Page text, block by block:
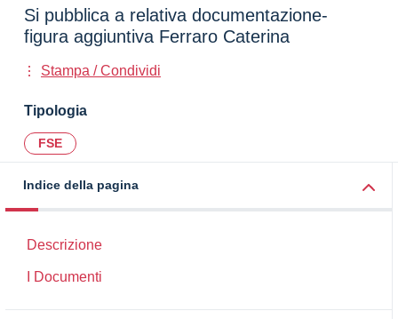
Si pubblica a relativa documentazione-
figura aggiuntiva Ferraro Caterina
Stampa / Condividi
Tipologia
FSE
Indice della pagina
Descrizione
I Documenti